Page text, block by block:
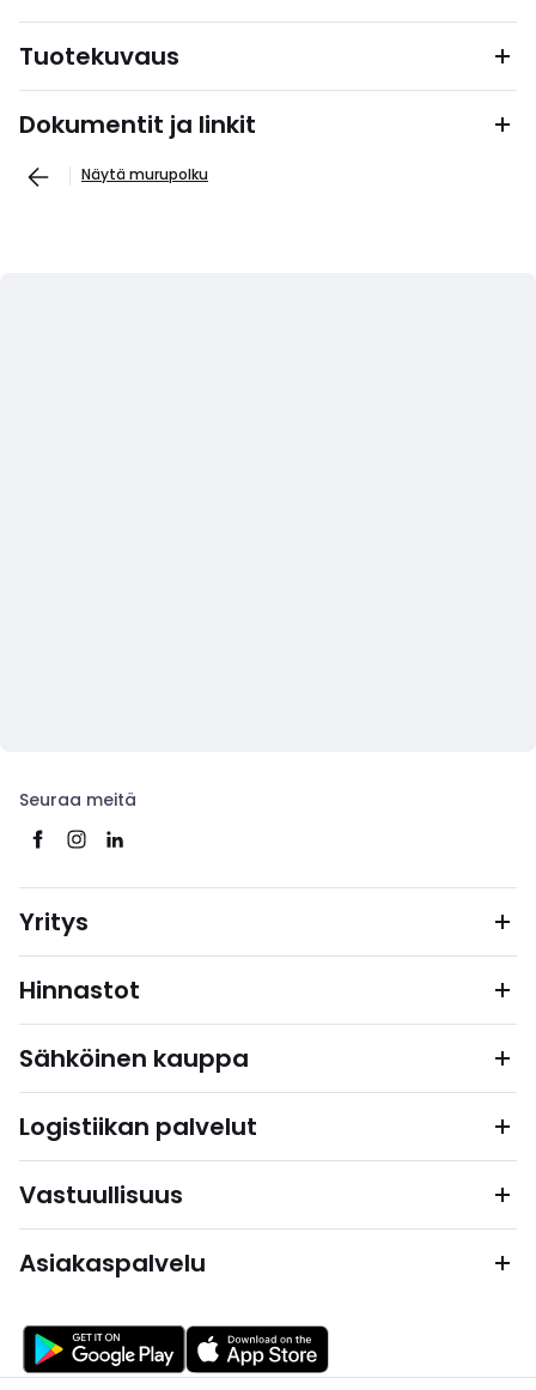
Tuotekuvaus
Dokumentit ja linkit
Näytä murupolku
Seuraa meitä
Yritys
Hinnastot
Sähköinen kauppa
Logistiikan palvelut
Vastuullisuus
Asiakaspalvelu